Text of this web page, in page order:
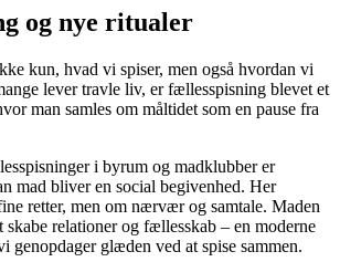
og nye ritualer
kun, hvad vi spiser, men også hvordan vi
lever travle liv, er fællesspisning blevet et
man samles om måltidet som en pause fra
i byrum og madklubber er
mad bliver en social begivenhed. Her
retter, men om nærvær og samtale. Maden
skabe relationer og fællesskab – en moderne
genopdager glæden ved at spise sammen.